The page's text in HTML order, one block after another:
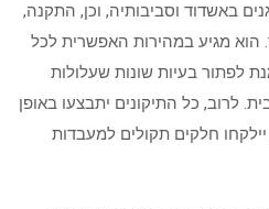
באשדוד וסביבותיה, וכן, התקנה,
הוא מגיע במהירות האפשרית לכל
לפתור בעיות שונות שעלולות
לרוב, כל התיקונים יתבצעו באופן
חלקים תקולים למעבדות